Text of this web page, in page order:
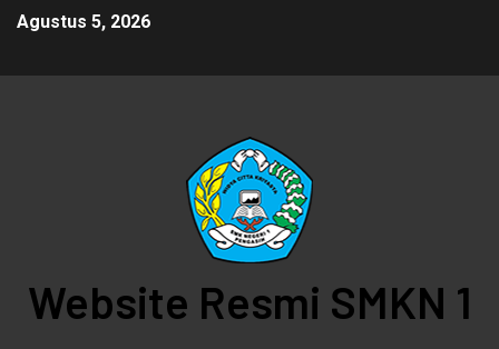
Agustus 5, 2026
Website Resmi SMKN 1